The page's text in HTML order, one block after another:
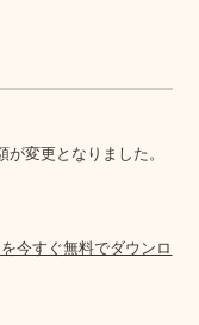
変更となりました。
今すぐ無料でダウンロ